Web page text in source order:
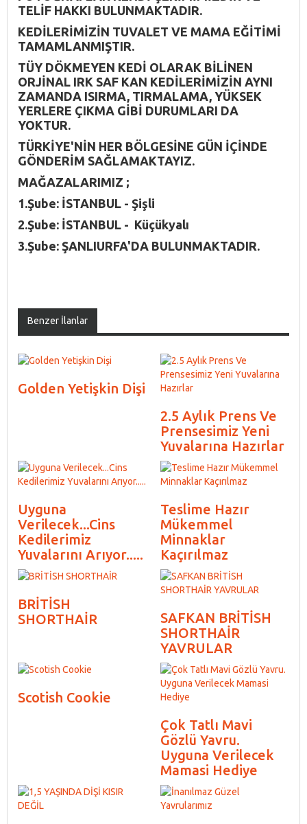
TELİF HAKKI BULUNMAKTADIR.
KEDİLERİMİZİN TUVALET VE MAMA EĞİTİMİ
TAMAMLANMIŞTIR.
TÜY DÖKMEYEN KEDİ OLARAK BİLİNEN
ORJİNAL IRK SAF KAN KEDİLERİMİZİN AYNI
ZAMANDA ISIRMA, TIRMALAMA, YÜKSEK
YERLERE ÇIKMA GİBİ DURUMLARI DA
YOKTUR.
TÜRKİYE'NİN HER BÖLGESİNE GÜN İÇİNDE
GÖNDERİM SAĞLAMAKTAYIZ.
MAĞAZALARIMIZ ;
1.Şube: İSTANBUL - Şişli
2.Şube: İSTANBUL - Küçükyalı
3.Şube: ŞANLIURFA'DA BULUNMAKTADIR.
Benzer İlanlar
Golden Yetişkin Dişi
2.5 Aylık Prens Ve
Prensesimiz Yeni
Yuvalarına Hazırlar
Uyguna
Verilecek...Cins
Kedilerimiz
Yuvalarını Arıyor.....
Teslime Hazır
Mükemmel
Minnaklar
Kaçırılmaz
BRİTİSH
SHORTHAİR
SAFKAN BRİTİSH
SHORTHAİR
YAVRULAR
Scotish Cookie
Çok Tatlı Mavi
Gözlü Yavru.
Uyguna Verilecek
Mamasi Hediye